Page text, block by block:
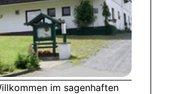
im sagenhaften